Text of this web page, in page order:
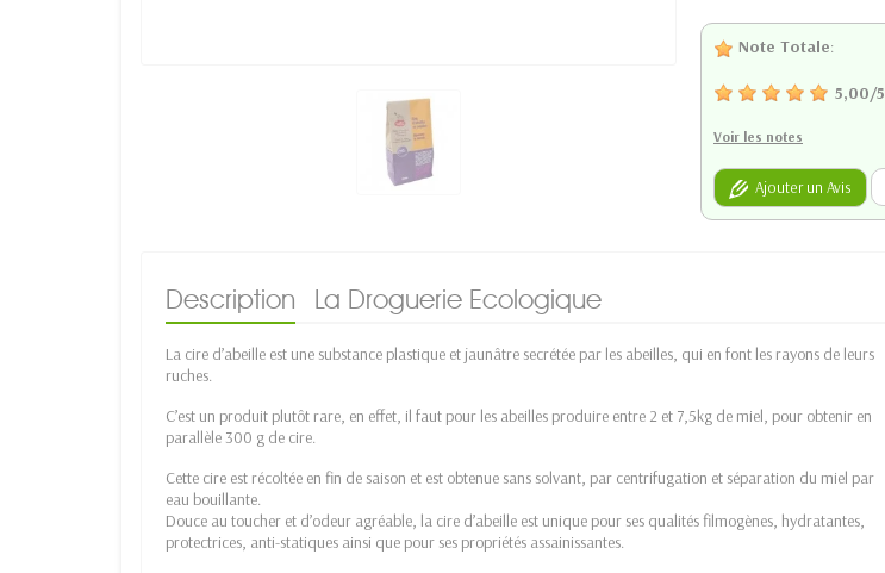
Note Totale:
5,00/5
Voir les notes
Ajouter un Avis
Description La Droguerie Ecologique
La cire d’abeille est une substance plastique et jaunâtre secrétée par les abeilles, qui en font les rayons de leurs
ruches.
C’est un produit plutôt rare, en effet, il faut pour les abeilles produire entre 2 et 7,5kg de miel, pour obtenir en
parallèle 300 g de cire.
Cette cire est récoltée en fin de saison et est obtenue sans solvant, par centrifugation et séparation du miel par
eau bouillante.
Douce au toucher et d’odeur agréable, la cire d’abeille est unique pour ses qualités filmogènes, hydratantes,
protectrices, anti-statiques ainsi que pour ses propriétés assainissantes.